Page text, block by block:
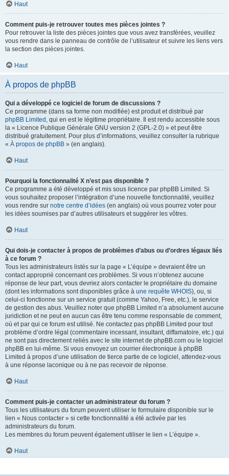
Haut
Comment puis-je retrouver toutes mes pièces jointes ?
Pour retrouver la liste des pièces jointes que vous avez transférées, veuillez
vous rendre dans le panneau de contrôle de l’utilisateur et suivre les liens vers
la section des pièces jointes.
Haut
À propos de phpBB
Qui a développé ce logiciel de forum de discussions ?
Ce programme (dans sa forme non modifiée) est produit et distribué par
phpBB Limited , qui en est le légitime propriétaire. Il est rendu accessible sous
la « Licence Publique Générale GNU version 2 (GPL-2.0) » et peut être
distribué gratuitement. Pour plus d’informations, veuillez consulter la rubrique
« À propos de phpBB » (en anglais).
Haut
Pourquoi la fonctionnalité X n’est pas disponible ?
Ce programme a été développé et mis sous licence par phpBB Limited. Si
vous souhaitez proposer l’intégration d’une nouvelle fonctionnalité, veuillez
vous rendre sur notre centre d’idées (en anglais) où vous pourrez voter pour
les idées soumises par d’autres utilisateurs et suggérer les vôtres.
Haut
Qui dois-je contacter à propos de problèmes d’abus ou d’ordres légaux liés
à ce forum ?
Tous les administrateurs listés sur la page « L’équipe » devraient être un
contact approprié concernant ces problèmes. Si vous n’obtenez aucune
réponse de leur part, vous devriez alors contacter le propriétaire du domaine
(dont les informations sont disponibles grâce à une requête WHOIS), ou, si
celui-ci fonctionne sur un service gratuit (comme Yahoo, Free, etc.), le service
de gestion des abus. Veuillez noter que phpBB Limited n’a absolument aucune
juridiction et ne peut en aucun cas être tenu comme responsable de comment,
où et par qui ce forum est utilisé. Ne contactez pas phpBB Limited pour tout
problème d’ordre légal (commentaire incessant, insultant, diffamatoire, etc.) qui
ne sont pas directement reliés avec le site internet de phpBB.com ou le logiciel
phpBB en lui-même. Si vous envoyez un courrier électronique à phpBB
Limited à propos d’une utilisation de tierce partie de ce logiciel, attendez-vous
à une réponse laconique ou à ne pas recevoir de réponse.
Haut
Comment puis-je contacter un administrateur du forum ?
Tous les utilisateurs du forum peuvent utiliser le formulaire disponible sur le
lien « Nous contacter » si cette fonctionnalité a été activée par les
administrateurs du forum.
Les membres du forum peuvent également utiliser le lien « L’équipe ».
Haut